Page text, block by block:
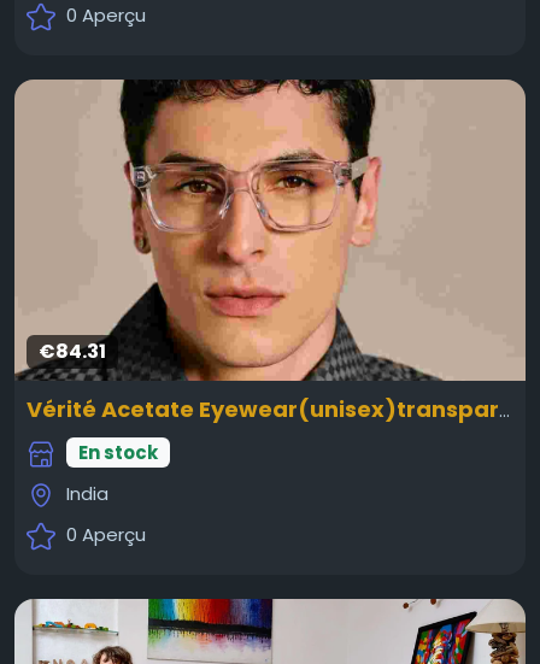
0 Aperçu
€84.31
Vérité Acetate Eyewear(unisex)transparent
En stock
India
0 Aperçu